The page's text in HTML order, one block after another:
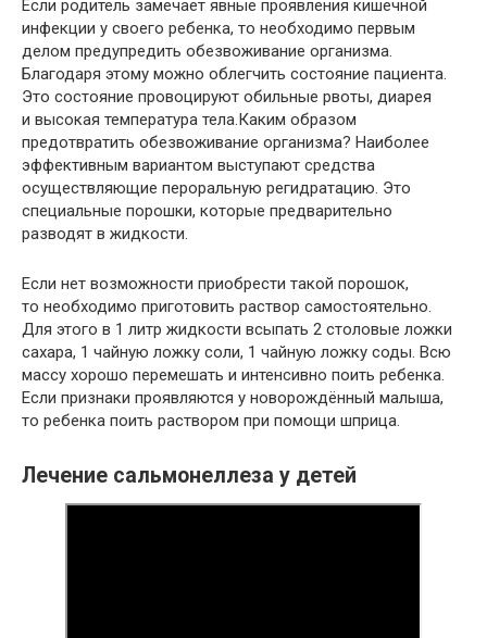
Если родитель замечает явные проявления кишечной
инфекции у своего ребенка, то необходимо первым
делом предупредить обезвоживание организма.
Благодаря этому можно облегчить состояние пациента.
Это состояние провоцируют обильные рвоты, диарея
и высокая температура тела.Каким образом
предотвратить обезвоживание организма? Наиболее
эффективным вариантом выступают средства
осуществляющие пероральную регидратацию. Это
специальные порошки, которые предварительно
разводят в жидкости.
Если нет возможности приобрести такой порошок,
то необходимо приготовить раствор самостоятельно.
Для этого в 1 литр жидкости всыпать 2 столовые ложки
сахара, 1 чайную ложку соли, 1 чайную ложку соды. Всю
массу хорошо перемешать и интенсивно поить ребенка.
Если признаки проявляются у новорождённый малыша,
то ребенка поить раствором при помощи шприца.
Лечение сальмонеллеза у детей